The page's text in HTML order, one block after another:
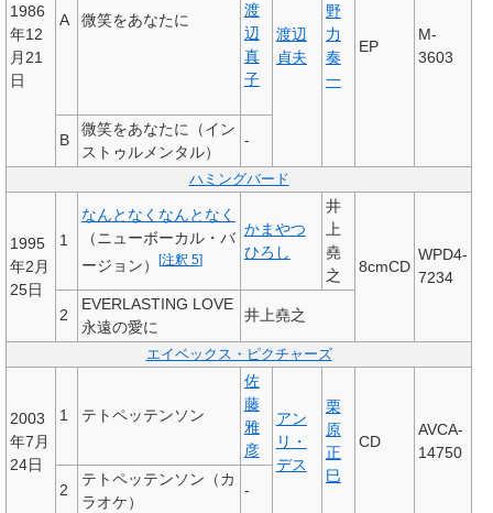
1986
年12
月21
日
A 微笑をあなたに
渡
辺
真
子
渡辺
貞夫
野
力
奏
一
EP
M-
3603
B
微笑をあなたに（イン
ストゥルメンタル）
-
ハミングバード
1995
年2月
25日
1
なんとなくなんとなく
（ニューボーカル・バ
ージョン）
[注釈 5]
かまやつ
ひろし
井
上
堯
之
8cmCD
WPD4-
7234
2
EVERLASTING LOVE
永遠の愛に
井上堯之
エイベックス・ピクチャーズ
2003
年7月
24日
1 テトペッテンソン
佐
藤
雅
彦
アン
リ・
デス
栗
原
正
巳
CD
AVCA-
14750
2
テトペッテンソン（カ
ラオケ）
-